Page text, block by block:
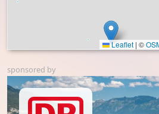
Leaflet | ©
sponsored by